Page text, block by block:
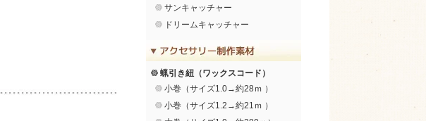
サンキャッチャー
ドリームキャッチャー
蝋引き紐（ワックスコード）
小巻（サイズ1.0→約28ｍ ）
小巻（サイズ1.2→約21ｍ ）